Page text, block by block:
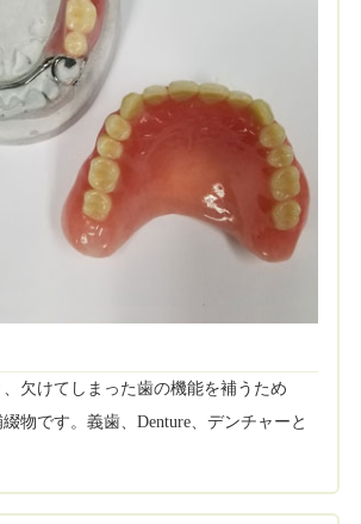
欠けてしまった歯の機能を補うため
物です。義歯、Denture、デンチャーと